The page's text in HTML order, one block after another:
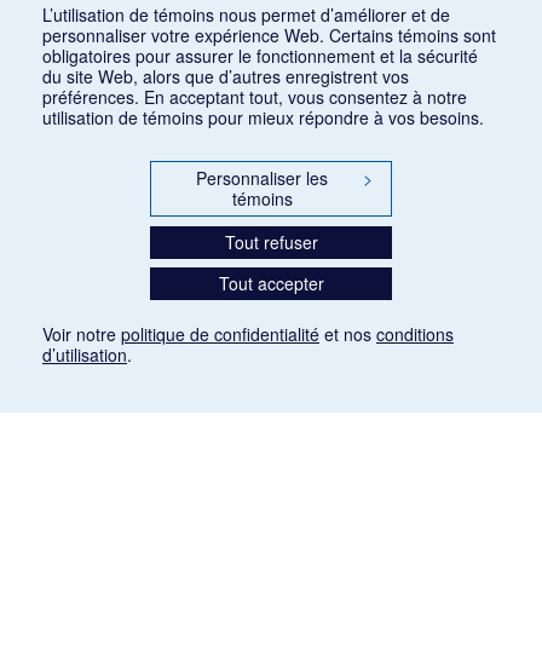
L’utilisation de témoins nous permet d’améliorer et de
personnaliser votre expérience Web. Certains témoins sont
obligatoires pour assurer le fonctionnement et la sécurité
du site Web, alors que d’autres enregistrent vos
préférences. En acceptant tout, vous consentez à notre
utilisation de témoins pour mieux répondre à vos besoins.
Personnaliser les
témoins
>
Tout refuser
Tout accepter
Voir notre politique de confidentialité et nos conditions
d’utilisation.